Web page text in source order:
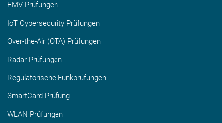
EMV Prüfungen
IoT Cybersecurity Prüfungen
Over-the-Air (OTA) Prüfungen
Radar Prüfungen
Regulatorische Funkprüfungen
SmartCard Prüfung
WLAN Prüfungen